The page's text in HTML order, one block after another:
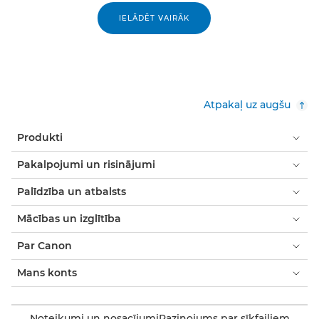
IELĀDĒT VAIRĀK
Atpakaļ uz augšu
Produkti
Pakalpojumi un risinājumi
Palīdzība un atbalsts
Mācības un izglītība
Par Canon
Mans konts